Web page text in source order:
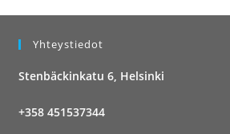
Yhteystiedot
Stenbäckinkatu 6, Helsinki
+358 451537344